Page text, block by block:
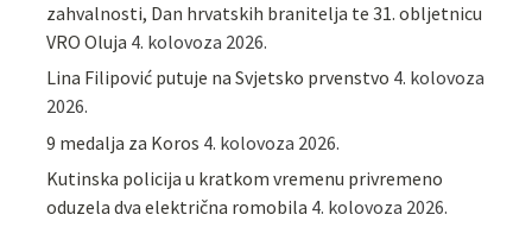
zahvalnosti, Dan hrvatskih branitelja te 31. obljetnicu
VRO Oluja 4. kolovoza 2026.
Lina Filipović putuje na Svjetsko prvenstvo 4. kolovoza
2026.
9 medalja za Koros 4. kolovoza 2026.
Kutinska policija u kratkom vremenu privremeno
oduzela dva električna romobila 4. kolovoza 2026.